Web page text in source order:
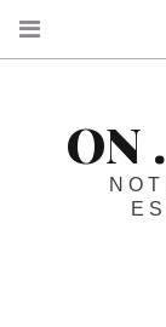
ON